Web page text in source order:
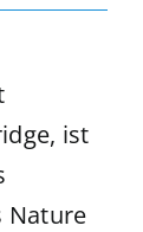
ist
Nature